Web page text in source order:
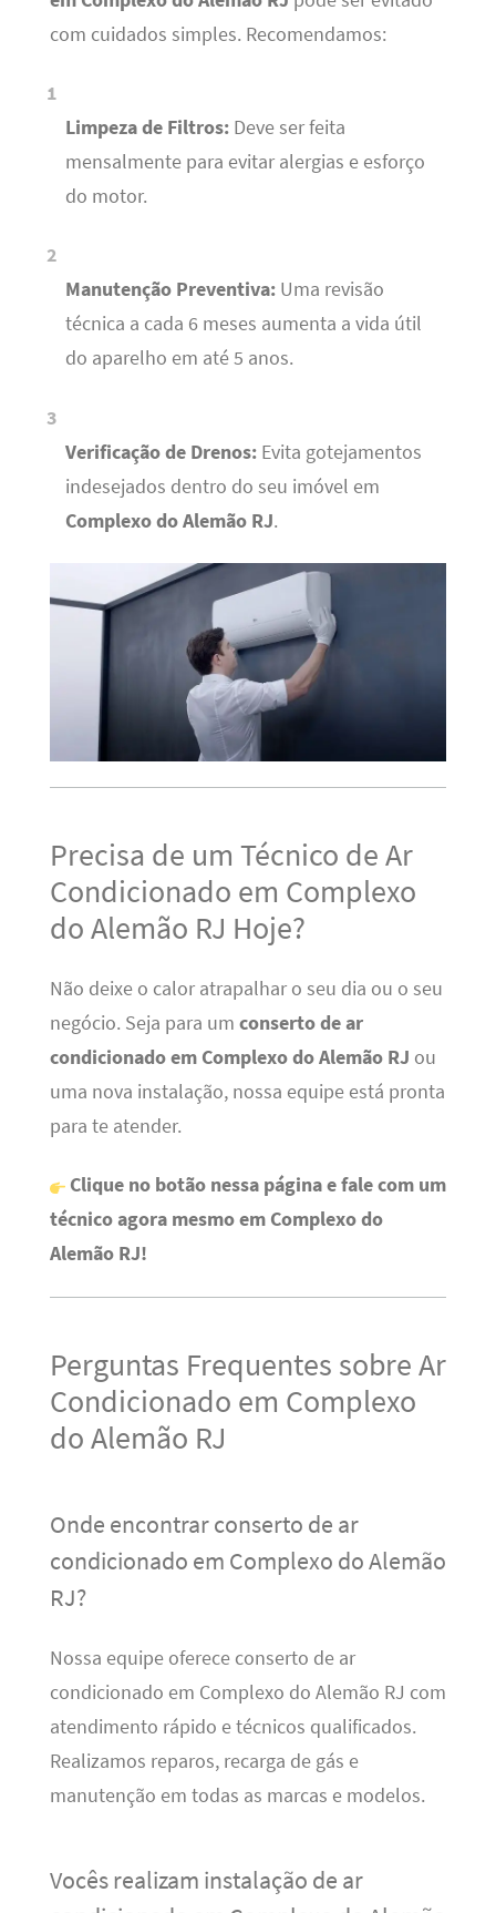
com cuidados simples. Recomendamos:
Limpeza de Filtros:Deve ser feita
mensalmente para evitar alergias e esforço
do motor.
Manutenção Preventiva:Uma revisão
técnica a cada 6 meses aumenta a vida útil
do aparelho em até 5 anos.
Verificação de Drenos:Evita gotejamentos
indesejados dentro do seu imóvel em
Complexo do Alemão RJ.
Precisa de um Técnico de Ar
Condicionado em Complexo
do Alemão RJ Hoje?
Não deixe o calor atrapalhar o seu dia ou o seu
negócio. Seja para um conserto de ar
condicionado em Complexo do Alemão RJ ou
uma nova instalação, nossa equipe está pronta
para te atender.
Clique no botão nessa página e fale com um
técnico agora mesmo em Complexo do
Alemão RJ!
Perguntas Frequentes sobre Ar
Condicionado em Complexo
do Alemão RJ
Onde encontrar conserto de ar
condicionado em Complexo do Alemão
RJ?
Nossa equipe oferece conserto de ar
condicionado em Complexo do Alemão RJ com
atendimento rápido e técnicos qualificados.
Realizamos reparos, recarga de gás e
manutenção em todas as marcas e modelos.
Vocês realizam instalação de ar